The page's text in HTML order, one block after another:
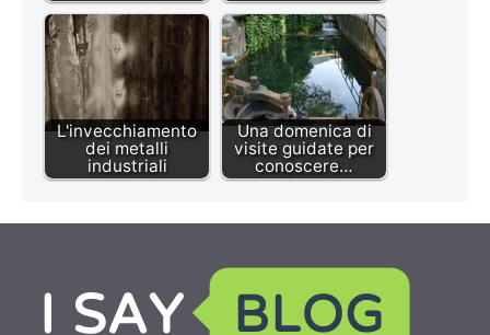
L'invecchiamento
dei metalli
industriali
Una domenica di
visite guidate per
conoscere…